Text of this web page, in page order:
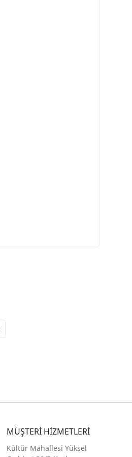
MÜŞTERİ HİZMETLERİ
Kültür Mahallesi Yüksel